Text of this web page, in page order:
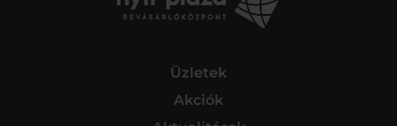
Üzletek
Akciók